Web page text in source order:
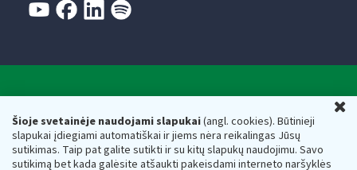
Šioje svetainėje naudojami slapukai(angl. cookies). Būtinieji
slapukai įdiegiami automatiškai ir jiems nėra reikalingas Jūsų
sutikimas. Taip pat galite sutikti ir su kitų slapukų naudojimu. Savo
sutikimą bet kada galėsite atšaukti pakeisdami interneto naršyklės
Respublikos finansų ministerijos
Biudžetinė įstaiga. Juridinio asmens kodas — 188659752,
adresas: Vasario 16-osios g. 14, 01107 Vilnius, Lietuva, el.paštas: